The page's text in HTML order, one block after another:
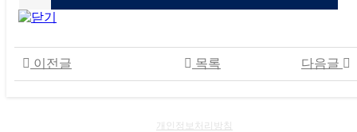
이전글 다음글
목록
개인정보처리방침